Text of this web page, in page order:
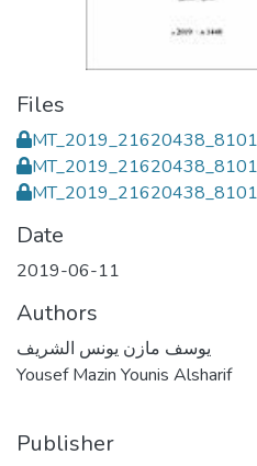
Files
Date
2019-06-11
Authors
يوسف مازن يونس الشريف
Yousef Mazin Younis Alsharif
Publisher